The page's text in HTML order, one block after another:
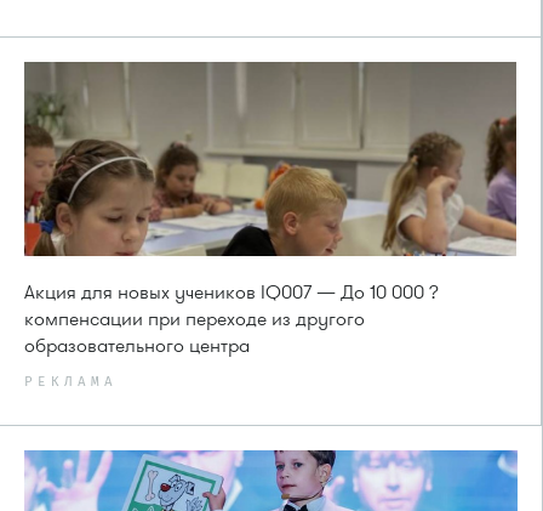
Акция для новых учеников IQ007 — До 10 000 ?
компенсации при переходе из другого
образовательного центра
РЕКЛАМА